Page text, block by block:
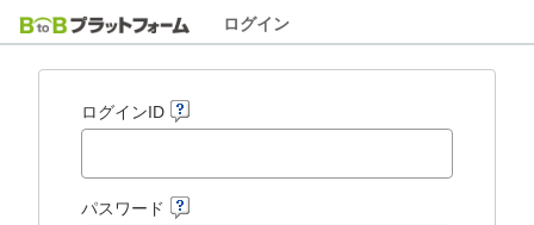
ログイン
ログインID
パスワード